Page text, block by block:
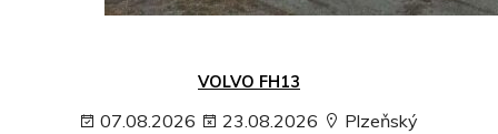
VOLVO FH13
07.08.2026 23.08.2026
Plzeňský